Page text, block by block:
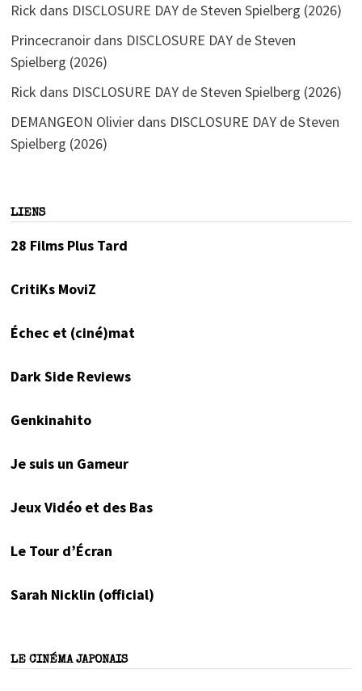
Rick dans DISCLOSURE DAY de Steven Spielberg (2026)
Princecranoirdans DISCLOSURE DAY de Steven
Spielberg (2026)
Rick dans DISCLOSURE DAY de Steven Spielberg (2026)
DEMANGEON Olivierdans DISCLOSURE DAY de Steven
Spielberg (2026)
LIENS
28 Films Plus Tard
CritiKs MoviZ
Échec et (ciné)mat
Dark Side Reviews
Genkinahito
Je suis un Gameur
Jeux Vidéo et des Bas
Le Tour d’Écran
Sarah Nicklin (official)
LE CINÉMA JAPONAIS